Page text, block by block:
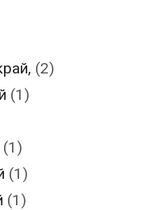
(2)
(1)
(1)
(1)
(1)